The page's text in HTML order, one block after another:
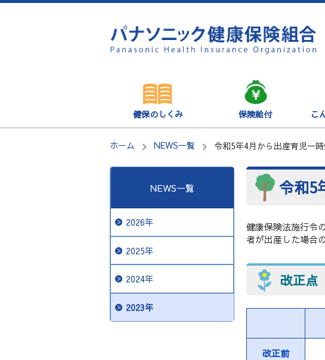
健保のしくみ 保険給付 こ
ホーム NEWS一覧 令和5年4月から出産育児一
NEWS一覧
2026年
2025年
2024年
2023年
令和5
健康保険法施行令
者が出産した場合
改正点
改正前